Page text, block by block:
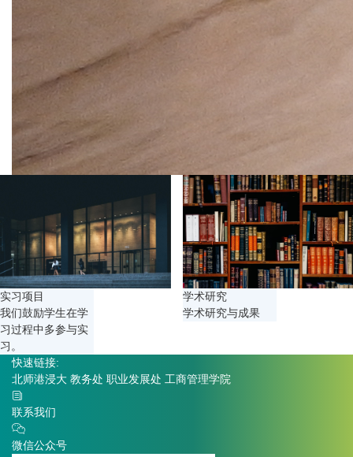
实习项目
我们鼓励学生在学
习过程中多参与实
习。
学术研究
学术研究与成果
快速链接:
北师港浸大 教务处 职业发展处 工商管理学院
联系我们
微信公众号